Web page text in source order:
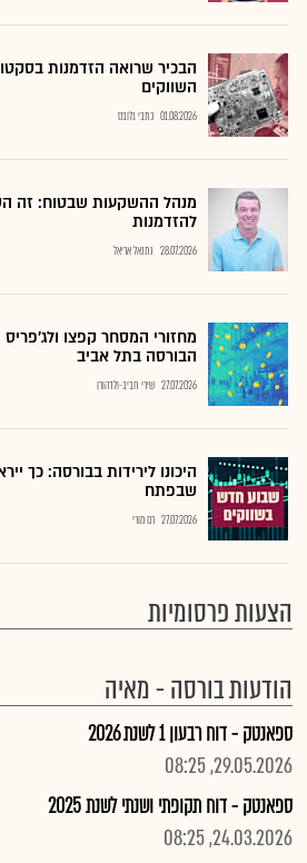
הבכיר שרואה הזדמנות
השווקים
01.08.2026 כתבי גלובס
מנהל ההשקעות שבטוח: זה
להזדמנות
28.07.2026 נתנאל אריאל
מחזורי המסחר קפצו
הבורסה בתל אביב
27.07.2026 שירי חביב-ולדהורן
היכונו לירידות בבורסה: כך
שבפתח
27.07.2026 רם מורי
הצעות פרסומיות
הודעות בורסה - מאיה
ספאנטק - דוח רבעון 1 לשנת 2026
29.05.2026, 08:25
ספאנטק - דוח תקופתי ושנתי לשנת 2025
24.03.2026, 08:25